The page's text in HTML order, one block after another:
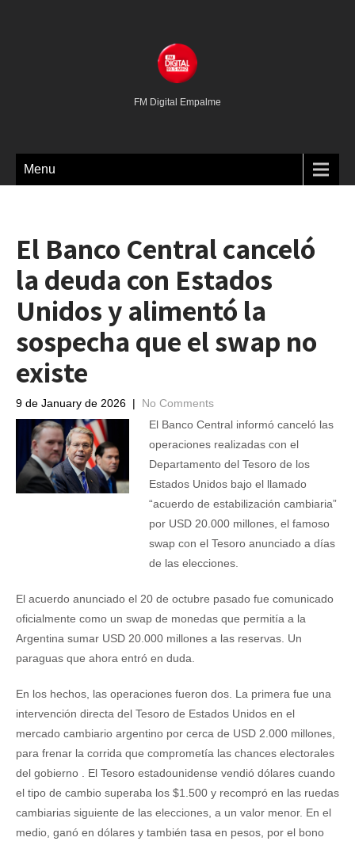
FM Digital Empalme
Menu
El Banco Central canceló
la deuda con Estados
Unidos y alimentó la
sospecha que el swap no
existe
9 de January de 2026 | No Comments
El Banco Central informó canceló las
operaciones realizadas con el
Departamento del Tesoro de los
Estados Unidos bajo el llamado
“acuerdo de estabilización cambiaria”
por USD 20.000 millones, el famoso
swap con el Tesoro anunciado a días
de las elecciones.
El acuerdo anunciado el 20 de octubre pasado fue comunicado
oficialmente como un swap de monedas que permitía a la
Argentina sumar USD 20.000 millones a las reservas. Un
paraguas que ahora entró en duda.
En los hechos, las operaciones fueron dos. La primera fue una
intervención directa del Tesoro de Estados Unidos en el
mercado cambiario argentino por cerca de USD 2.000 millones,
para frenar la corrida que comprometía las chances electorales
del gobierno . El Tesoro estadounidense vendió dólares cuando
el tipo de cambio superaba los $1.500 y recompró en las ruedas
cambiarias siguiente de las elecciones, a un valor menor. En el
medio, ganó en dólares y también tasa en pesos, por el bono